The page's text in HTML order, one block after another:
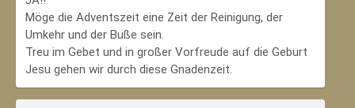
Möge die Adventszeit eine Zeit der Reinigung, der
Umkehr und der Buße sein.
Treu im Gebet und in großer Vorfreude auf die Geburt
Jesu gehen wir durch diese Gnadenzeit.